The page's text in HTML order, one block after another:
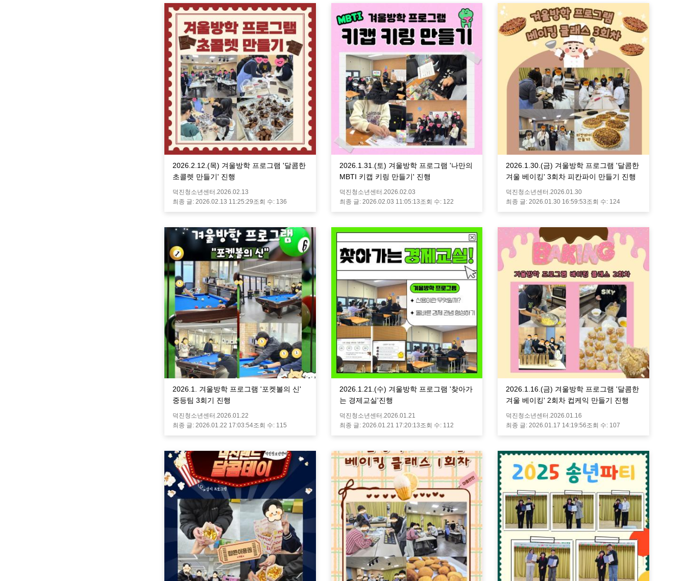
2026.2.12.(목) 겨울방학 프로그램 '달콤한
초콜렛 만들기' 진행
덕진청소년센터. 2026.02.13
최종 글: 2026.02.13 11:25:29조회 수: 136
2026.1.31.(토) 겨울방학 프로그램 '나만의
MBTI 키캡 키링 만들기' 진행
덕진청소년센터. 2026.02.03
최종 글: 2026.02.03 11:05:13조회 수: 122
2026.1.30.(금) 겨울방학 프로그램 '달콤한
겨울 베이킹' 3회차 피칸파이 만들기 진행
덕진청소년센터. 2026.01.30
최종 글: 2026.01.30 16:59:53조회 수: 124
2026.1. 겨울방학 프로그램 '포켓볼의 신'
중등팀 3회기 진행
덕진청소년센터.2026.01.22
최종 글: 2026.01.22 17:03:54조회 수: 115
2026.1.21.(수) 겨울방학 프로그램 '찾아가
는 경제교실'진행
덕진청소년센터.2026.01.21
최종 글: 2026.01.21 17:20:13조회 수: 112
2026.1.16.(금) 겨울방학 프로그램 '달콤한
겨울 베이킹' 2회차 컵케익 만들기 진행
덕진청소년센터.2026.01.16
최종 글:2026.01.17 14:19:56조회 수: 107